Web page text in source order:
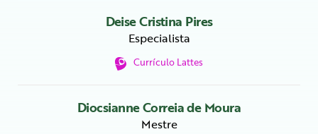
Deise Cristina Pires
Especialista
Currículo Lattes
Diocsianne Correia de Moura
Mestre